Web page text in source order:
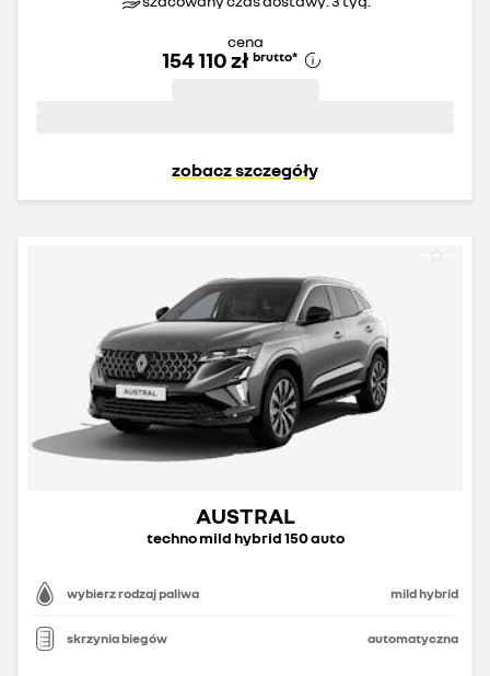
cena
154 110 zł brutto*
zobacz szczegóły
AUSTRAL
techno mild hybrid 150 auto
wybierz rodzaj paliwa mild hybrid
skrzynia biegów automatyczna